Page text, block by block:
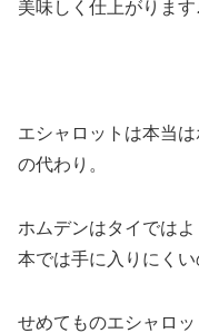
美味しく仕上がります
エシャロットは本当
の代わり。
ホムデンはタイでは
本では手に入りにくい
せめてものエシャロ